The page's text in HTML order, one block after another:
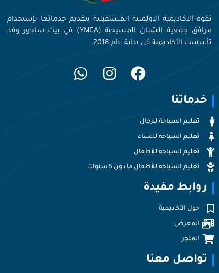
تقوم الاكاديمية الاولمبية المستقبلية بتقديم خدماتها بإستخدام
مرافق جمعية الشبان المسيحية (YMCA) في بيت ساحور وقد
تأسست الأكاديمية في بداية عام 2018.
خدماتنا
تعليم السباحة للرجال
تعليم السباحة للنساء
تعليم السباحة للأطفال
تعليم السباحة للأطفال ما دون 5 سنوات
روابط مفيدة
حول الأكاديمية
المعرض
المتجر
تواصل معنا